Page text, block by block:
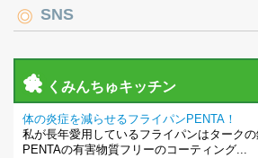
SNS
くみんちゅキッチン
体の炎症を減らせるフライパンPENTA！
私が長年愛用しているフライパンはタークの
PENTAの有害物質フリーのコーティング...